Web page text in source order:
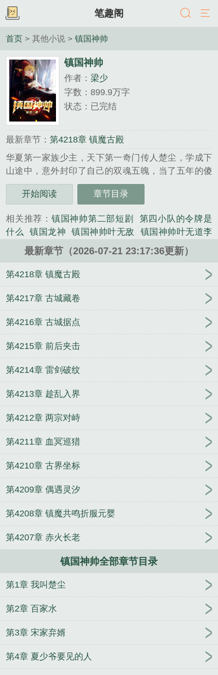
笔趣阁
首页 > 其他小说 > 镇国神帅
镇国神帅
作者： 梁少
字数：899.9万字
状态：已完结
最新章节： 第4218章 镇魔古殿
华夏第一家族少主，天下第一奇门传人楚尘，学成下
山途中，意外封印了自己的双魂五魄，当了五年的傻
子上门女婿。......
《镇国神帅》是梁少精心创作的其他小说类小说。
开始阅读 章节目录
相关推荐： 镇国神帅第二部短剧
第四小队的令牌是
什么
镇国龙神 镇国神帅叶无敌
镇国神帅叶无道李
镇国神帅一口气看完全集
镇国神帅之强龙崛起
镇国神帅李沐尘
镇国神帅第
二季完结版在线观看
镇国神帅99年天庭远征军TXT
版 镇国神帅楚心流
镇国
国神帅楚尘几个女人
镇国神帅
文 镇国神帅叶无道短剧
镇
国神帅有几个女主
这个歌手明明
很强，却喜欢当老六
七零甜蜜好时光
重生：从大学开始当首富
穿书七零
证？ 重生之高嫁
护花
后，绿茶怪我变心？
退役当天，捡了个美女总裁当
万道武尊 神豪：从王者抢人头开始
徒儿你无敌了，
重生六十年前，
靠着先知被封神了
最新章节（2026-07-21 23:17:36更新）
第4218章 镇魔古殿
第4217章 古城藏卷
第4216章 古城据点
第4215章 前后夹击
第4214章 雷剑破纹
第4213章 趁乱入界
第4212章 两宗对峙
第4211章 血冥巡猎
第4210章 古界坐标
第4209章 偶遇灵汐
第4208章 镇魔共鸣折服元婴
第4207章 赤火长老
镇国神帅全部章节目录
第1章 我叫楚尘
第2章 百家水
第3章 宋家弃婿
第4章 夏少爷要见的人